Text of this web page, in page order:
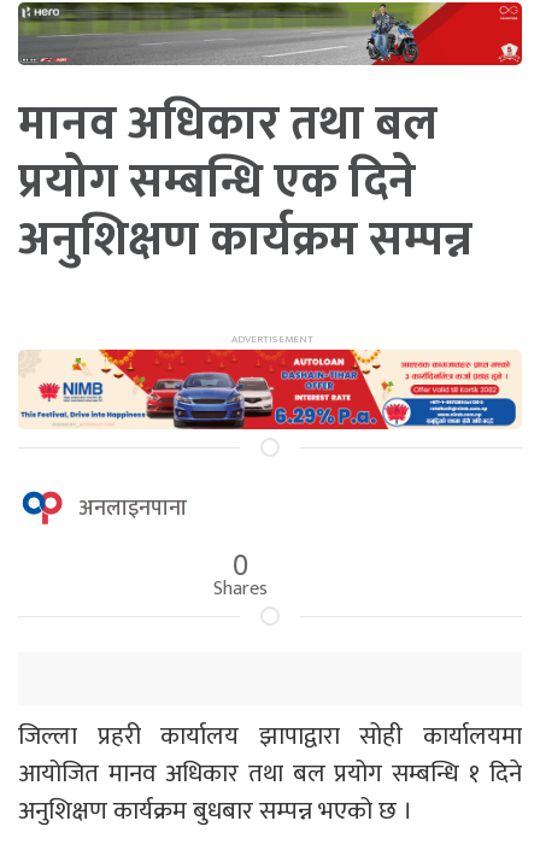
मानव अधिकार तथा बल
प्रयोग सम्बन्धि एक दिने
अनुशिक्षण कार्यक्रम सम्पन्न
अनलाइनपाना
0
Shares
जिल्ला प्रहरी कार्यालय झापाद्वारा सोही कार्यालयमा
आयोजित मानव अधिकार तथा बल प्रयोग सम्बन्धि १ दिने
अनुशिक्षण कार्यक्रम बुधबार सम्पन्न भएको छ ।